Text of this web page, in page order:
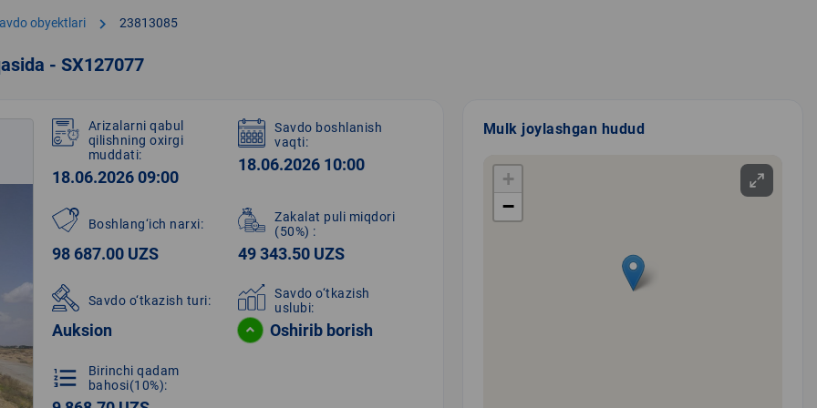
obyektlari chevron_right 23813085
- SX127077
Arizalarni qabul
qilishning oxirgi
muddati:
18.06.2026 09:00
Savdo boshlanish
vaqti:
18.06.2026 10:00
Boshlang‘ich narxi:
98 687.00 UZS
Zakalat puli miqdori
(50%) :
49 343.50 UZS
Savdo o‘tkazish turi:
Auksion
Savdo o‘tkazish
uslubi:
Oshirib borish
format_list_numbered
Birinchi qadam
bahosi(10%):
Mulk joylashgan hudud
+
−